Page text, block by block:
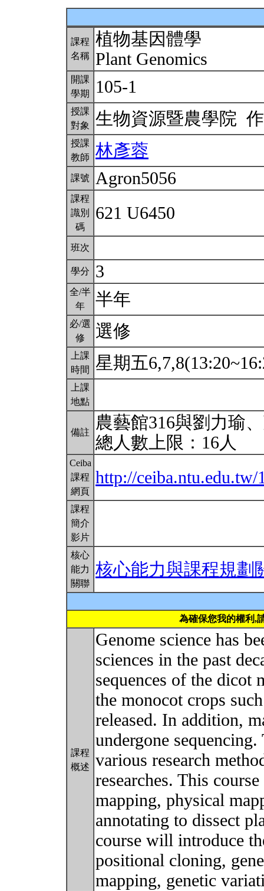
課程
名稱
植物基因體學
Plant Genomics
開課
學期
105-1
授課
對象
生物資源暨農學院
授課
教師
林彥蓉
課號 Agron5056
課程
識別
碼
621 U6450
班次
學分 3
全/半
年
半年
必/選
修
選修
上課
時間
星期五
上課
地點
備註
農藝館316與劉力瑜
總人數上限：16人
Ceiba
課程
網頁
http://
課程
簡介
影片
核心
能力
關聯
核心能力與課程規劃
為確保您我的權利,
課程
概述
Genome science has
sciences in the past
sequences of the dicot
the monocot crops
released. In addition,
undergone
various research
researches. This
mapping, physical
annotating to dissect
course will introduce
positional cloning,
mapping, genetic